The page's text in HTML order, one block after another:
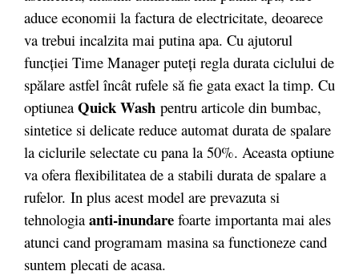
aduce economii la factura de electricitate, deoarece
va trebui incalzita mai putina apa. Cu ajutorul
funcţiei Time Manager puteţi regla durata ciclului de
spălare astfel încât rufele să fie gata exact la timp. Cu
optiunea Quick Wash pentru articole din bumbac,
sintetice si delicate reduce automat durata de spalare
la ciclurile selectate cu pana la 50%. Aceasta optiune
va ofera flexibilitatea de a stabili durata de spalare a
rufelor. In plus acest model are prevazuta si
tehnologia anti-inundare foarte importanta mai ales
atunci cand programam masina sa functioneze cand
suntem plecati de acasa.